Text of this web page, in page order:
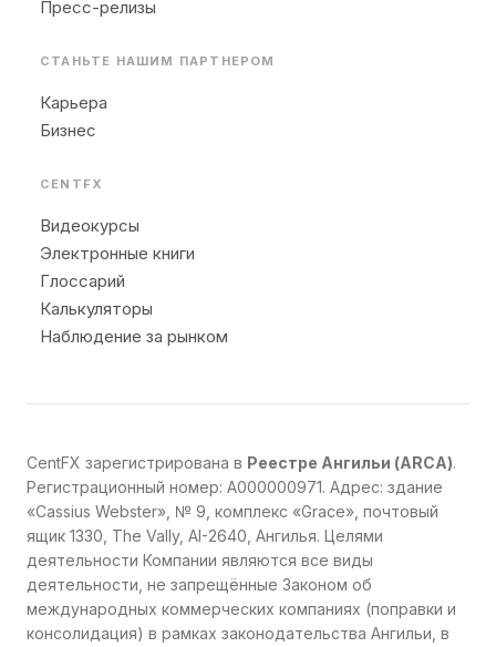
Пресс-релизы
СТАНЬТЕ НАШИМ ПАРТНЕРОМ
Карьера
Бизнес
CENTFX
Видеокурсы
Электронные книги
Глоссарий
Калькуляторы
Наблюдение за рынком
CentFX зарегистрирована в Реестре Ангильи (ARCA).
Регистрационный номер: A000000971. Адрес: здание
«Cassius Webster», № 9, комплекс «Grace», почтовый
ящик 1330, The Vally, AI-2640, Ангилья. Целями
деятельности Компании являются все виды
деятельности, не запрещённые Законом об
международных коммерческих компаниях (поправки и
консолидация) в рамках законодательства Ангильи, в